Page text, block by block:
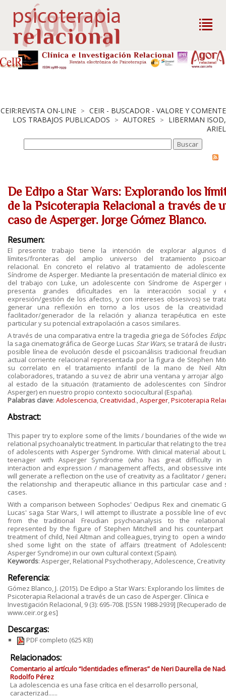
CEIR:REVISTA ON-LINE > CEIR - BUSCADOR - VALORE Y COMENTE
LOS TRABAJOS PUBLICADOS > AUTORES > LIBERMAN ISOD,
ARIEL
De Edipo a Star Wars: Explorando los
de la Psicoterapia Relacional a través de
caso de Asperger. Jorge Gómez Blanco.
Resumen:
El presente trabajo tiene la intención de explorar algunos
límites/fronteras del amplio universo del tratamiento
relacional. En concreto el relativo al tratamiento de
Síndrome de Asperger. Mediante la presentación de material clínico
del trabajo con Luke, un adolescente con Síndrome de Asperger
presenta grandes dificultades en la interacción social y
expresión/gestión de los afectos, y con intereses obsesivos) se
generar una reflexión en torno a los usos de la creatividad
facilitador/generador de la relación y alianza terapéutica en
particular y su potencial extrapolación a casos similares.
A través de una comparativa entre la tragedia griega de Sófocles
la saga cinematográfica de George Lucas Star Wars, se tratará de
posible línea de evolución desde el psicoanálisis tradicional
actual corriente relacional representada por la figura de Stephen
su correlato en el tratamiento infantil de la mano de Neil
colaboradores, tratando a su vez de abrir una ventana y arrojar algo
al estado de la situación (tratamiento de adolescentes con
Asperger) en nuestro propio contexto sociocultural (España).
Palabras clave: Adolescencia,Creatividad.,Asperger,Psicoterapia
Abstract:
This paper try to explore some of the limits / boundaries of the wide
relational psychoanalytic treatment. In particular that relating to the
of adolescents with Asperger Syndrome. With clinical material about
teenager with Asperger Syndrome (who has great difficulty in
interaction and expression / management affects, and obsessive
will generate a reflection on the use of creativity as a facilitator /
the relationship and therapeutic alliance in this particular case and
cases.
With a comparison between Sophocles' Oedipus Rex and cinematic
Lucas' saga Star Wars, I will attempt to illustrate a possible line of
from the traditional Freudian psychoanalysis to the
represented by the figure of Stephen Mitchell and his
treatment of child, Neil Altman and colleagues, trying to open a
shed some light on the state of affairs (treatment of
Asperger Syndrome) in our own cultural context (Spain).
Keywords: Asperger, Relational Psychotherapy, Adolescence,
Referencia:
Gómez Blanco, J. (2015). De Edipo a Star Wars: Explorando los límites
Psicoterapia Relacional a través de un caso de Asperger. Clínica e
Investigación Relacional, 9 (3): 695-708. [ISSN 1988-2939] [Recuperado de
www.ceir.org.es]
Descargas:
PDF completo (625 KB)
Relacionados:
Comentario al artículo “Identidades efímeras” de Neri Daurella de
Rodolfo Pérez
La adolescencia es una fase crítica en el desarrollo personal,
caracterizad......